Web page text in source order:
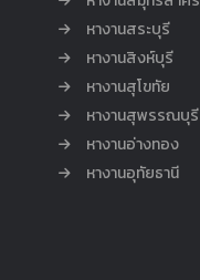
หางานสระบุรี
หางานสิงห์บุรี
หางานสุโขทัย
หางานสุพรรณบุรี
หางานอ่างทอง
หางานอุทัยธานี